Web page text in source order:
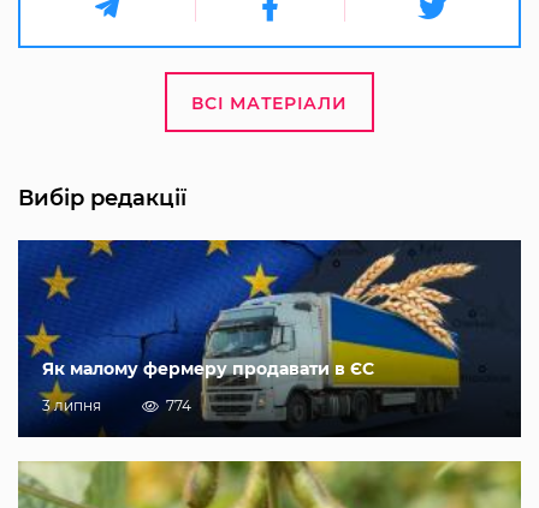
ВСІ МАТЕРІАЛИ
Вибір редакції
Як малому фермеру продавати в ЄС
3 липня 774